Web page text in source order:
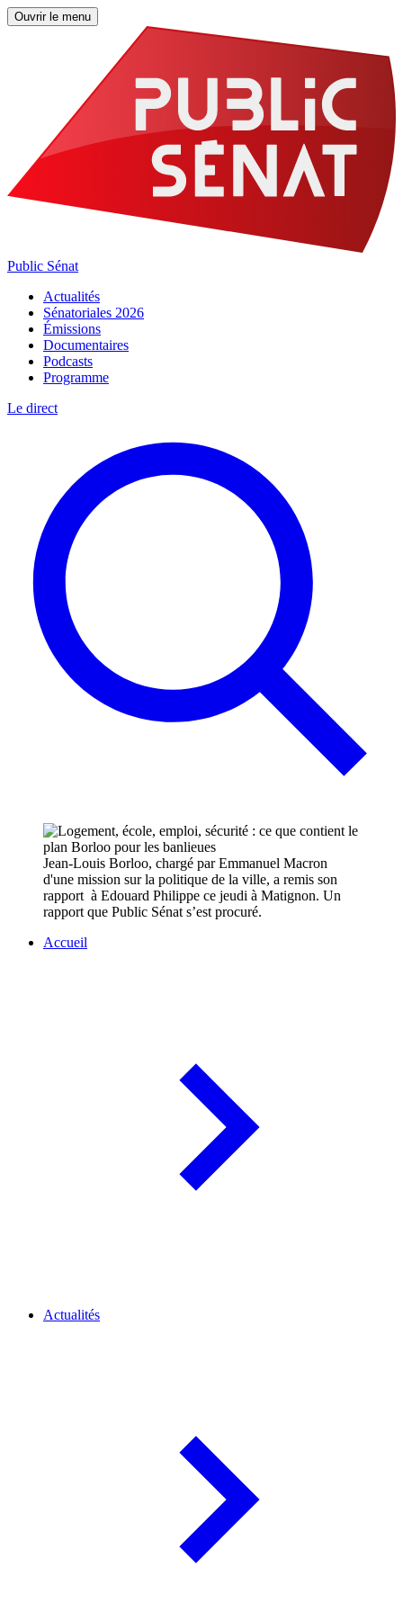
Ouvrir le menu
Public Sénat
Actualités
Sénatoriales 2026
Émissions
Documentaires
Podcasts
Programme
Le direct
Jean-Louis Borloo, chargé par Emmanuel Macron
d'une mission sur la politique de la ville, a remis son
rapport à Edouard Philippe ce jeudi à Matignon. Un
rapport que Public Sénat s’est procuré.
Accueil
Actualités